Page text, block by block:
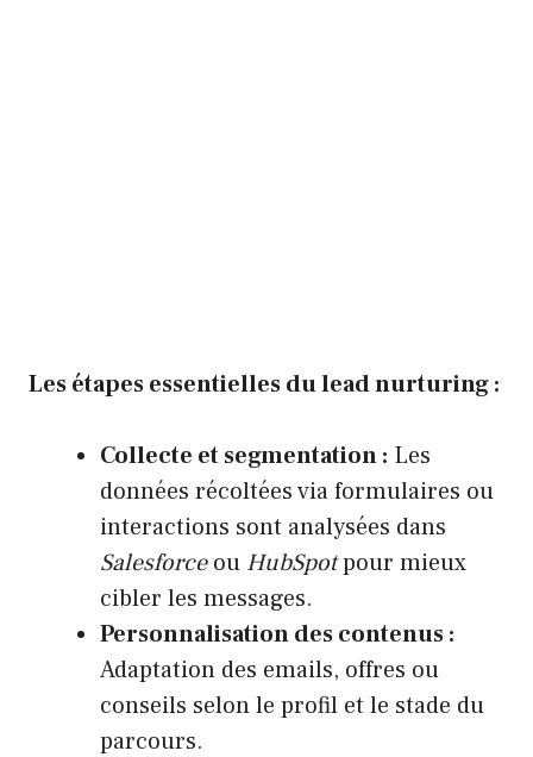
Les étapes essentielles du lead nurturing :
Collecte et segmentation : Les
données récoltées via formulaires ou
interactions sont analysées dans
Salesforceou HubSpotpour mieux
cibler les messages.
Personnalisation des contenus :
Adaptation des emails, offres ou
conseils selon le profil et le stade du
parcours.